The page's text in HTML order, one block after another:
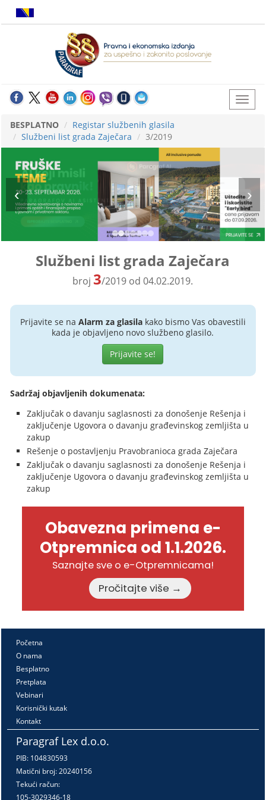
BESPLATNO
Registar službenih glasila
Službeni list grada Zaječara
3/2019
Službeni list grada Zaječara
broj 3/2019 od 04.02.2019.
Prijavite se na Alarm za glasilakako bismo Vas obavestili
kada je objavljeno novo službeno glasilo.
Prijavite se!
Sadržaj objavljenih dokumenata:
Zaključak o davanju saglasnosti za donošenje Rešenja i
zaključenje Ugovora o davanju građevinskog zemljišta u
zakup
Rešenje o postavljenju Pravobranioca grada Zaječara
Zaključak o davanju saglasnosti za donošenje Rešenja i
zaključenje Ugovora o davanju građevinskog zemljišta u
zakup
Obavezna primena e-
Otpremnica od 1.1.2026.
Saznajte sve o e-Otpremnicama!
Pročitajte više →
Početna
O nama
Besplatno
Pretplata
Vebinari
Korisnički kutak
Kontakt
Paragraf Lex d.o.o.
PIB: 104830593
Matični broj: 20240156
Tekući račun:
105-3029346-18